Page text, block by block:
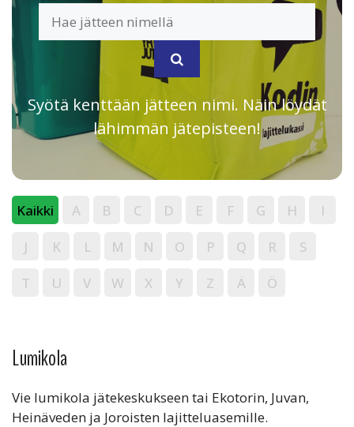
Syötä kenttään jätteen nimi. Näin löydät
lähimmän jätepisteen!
Kaikki A B C D E F G H I
J K L M N O P Q R S
T U V W X Y Z Ä Ö
Lumikola
Vie lumikola jätekeskukseen tai Ekotorin, Juvan,
Heinäveden ja Joroisten lajitteluasemille.